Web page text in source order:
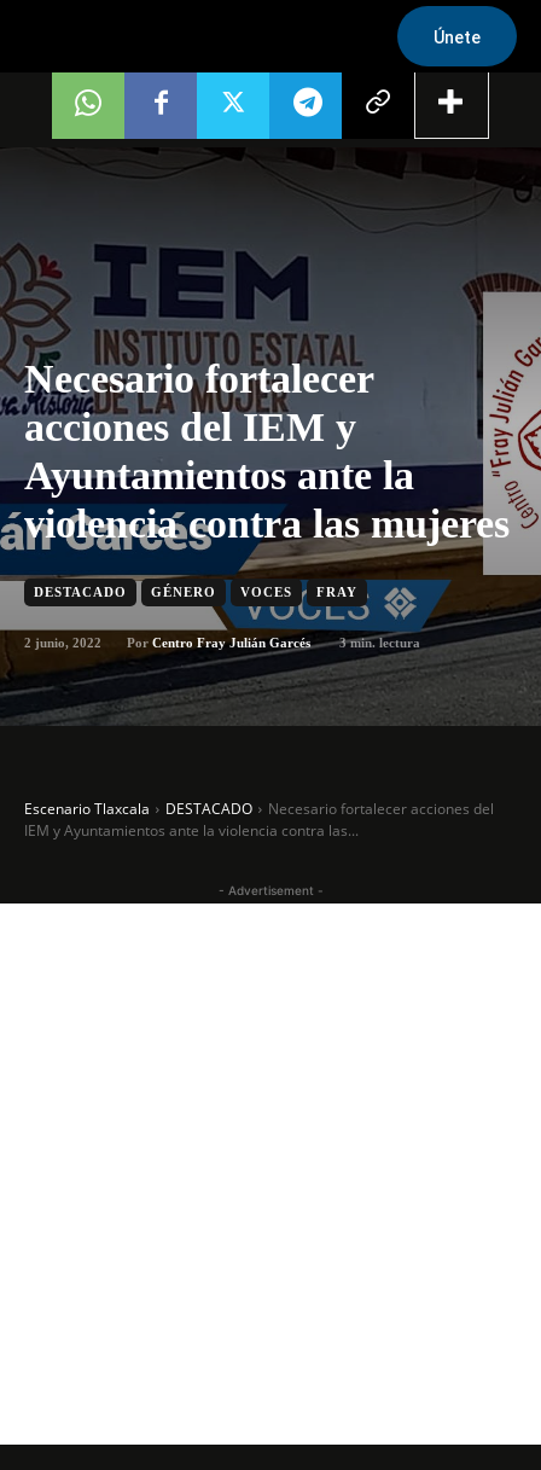
Únete
Necesario fortalecer
acciones del IEM y
Ayuntamientos ante la
violencia contra las mujeres
DESTACADO GÉNERO VOCES FRAY
2 junio, 2022 Por Centro Fray Julián Garcés 3min. lectura
Escenario Tlaxcala DESTACADO
Necesario fortalecer acciones del
IEM y Ayuntamientos ante la violencia contra las...
- Advertisement -